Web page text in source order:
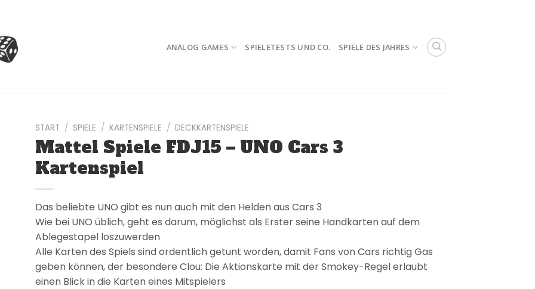
ANALOG GAMES SPIELETESTS UND CO. SPIELE DES JAHRES
START / SPIELE / KARTENSPIELE / DECKKARTENSPIELE
Mattel Spiele FDJ15 – UNO Cars 3
Kartenspiel
Das beliebte UNO gibt es nun auch mit den Helden aus Cars 3
Wie bei UNO üblich, geht es darum, möglichst als Erster seine Handkarten auf dem
Ablegestapel loszuwerden
Alle Karten des Spiels sind ordentlich getunt worden, damit Fans von Cars richtig Gas
geben können, der besondere Clou: Die Aktionskarte mit der Smokey-Regel erlaubt
einen Blick in die Karten eines Mitspielers